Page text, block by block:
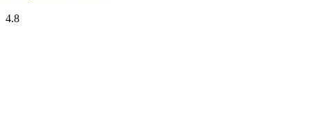
4.8